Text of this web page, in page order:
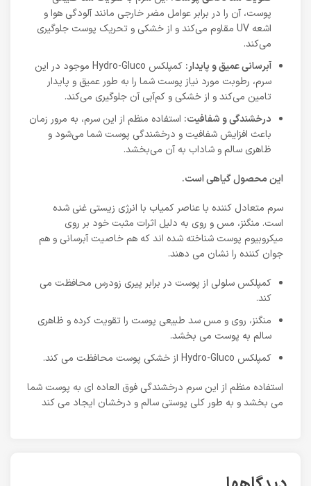
پوست، آن را در برابر عوامل مضر خارجی مانند آلودگی هوا و
اشعه UV مقاوم می‌کند و از خشکی و تحریک پوست جلوگیری
می‌کند.
آبرسانی عمیق و پایدار:
کمپلکس Hydro-Gluco موجود در این
سرم، رطوبت مورد نیاز پوست شما را به طور عمیق و پایدار
تامین می‌کند و از خشکی و کم‌آبی آن جلوگیری می‌کند.
درخشندگی و شفافیت: استفاده منظم از این سرم، به مرور زمان
باعث افزایش شفافیت و درخشندگی پوست شما می‌شود و
ظاهری سالم و شاداب به آن می‌بخشد.
این محصول گیاهی است.
سرم متعادل کننده با عناصر کمیاب با انرژی زیستی غنی شده
است. منگنز، مس و روی به دلیل اثرات مثبت خود بر روی
میکروبیوم پوست شناخته شده اند که هم خاصیت آبرسانی و هم
جوان کننده را نشان می دهند.
کمپلکس سلولی از پوست در برابر پیری زودرس محافظت می
کند.
منگنز، روی و مس سد طبیعی پوست را تقویت کرده و ظاهری
سالم به پوست می بخشد.
کمپلکس Hydro-Gluco از خشکی پوست محافظت می کند.
استفاده منظم از این سرم درخشندگی فوق العاده ای به پوست شما
می بخشد و به طور کلی پوستی سالم و درخشان ایجاد می کند